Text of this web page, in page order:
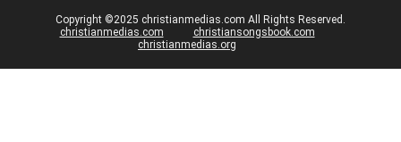
Copyright ©2025 christianmedias.com All Rights Reserved.
christianmedias.com
christiansongsbook.com
christianmedias.org